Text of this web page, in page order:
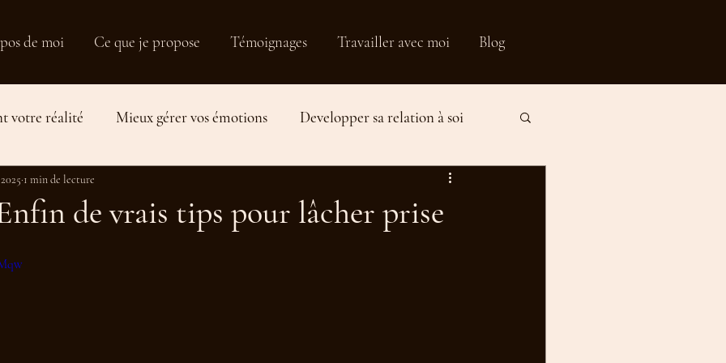
de moi Ce que je propose Témoignages Travailler avec moi Blog
votre réalité Mieux gérer vos émotions Developper sa relation à soi
Travailler sa relation aux autres
de vrais tips pour lâcher prise
1 min de lecture